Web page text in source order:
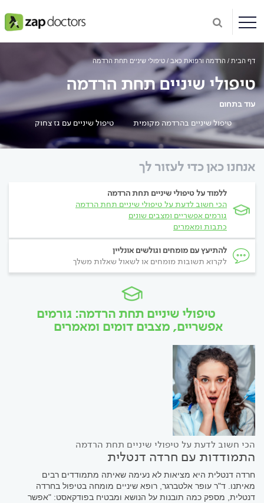
דף הבית הרדמה ורפואת כאב טיפולי שיניים תחת הרדמה
טיפולי שיניים תחת הרדמה
עוד בתחום
טיפול שיניים בהרדמה מקומית
טיפול שיניים עם גז צחוק
אנחנו כאן כדי לעזור לך
ללמוד על טיפולי שיניים תחת הרדמה
הכי חשוב לדעת על טיפולי שיניים תחת הרדמה
גורמים אפשריים ומצבים שונים
כתבות ומאמרים
להתיעץ עם מומחים וגולשים אונליין
לקרוא תשובות מומחים או לשאול שאלות משלך
טיפולי שיניים תחת הרדמה: גורמים
אפשריים, מצבים דומים ומאמרים
הכי חשוב לדעת על טיפולי שיניים תחת הרדמה
התמודדות עם חרדה דנטלית
חרדה דנטלית היא מציאות לא נעימה שאיתה מתמודדים רבים
מאיתנו. ד"ר עופר אלטברגר, רופא שיניים מומחה בטיפול בחרדה
דנטלית, מספק כמה תובנות על הנושא ומבטיח בפודקאסט: "אפשר